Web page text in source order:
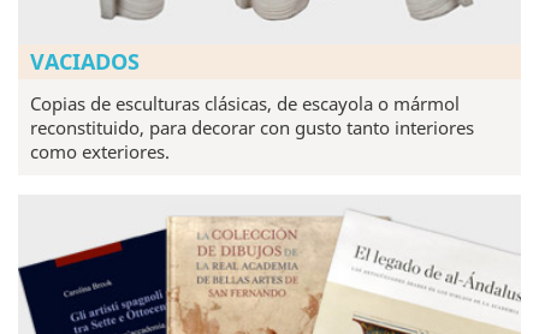
VACIADOS
Copias de esculturas clásicas, de escayola o mármol
reconstituido, para decorar con gusto tanto interiores
como exteriores.